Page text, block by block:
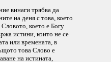
винаги трябва да
на деня с това, което
което е Богу
истини, които не се
или времената, в
това Слово е
на истината,